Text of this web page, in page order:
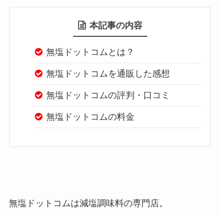
本記事の内容
無塩ドットコムとは？
無塩ドットコムを通販した感想
無塩ドットコムの評判・口コミ
無塩ドットコムの料金
無塩ドットコムは減塩調味料の専門店。